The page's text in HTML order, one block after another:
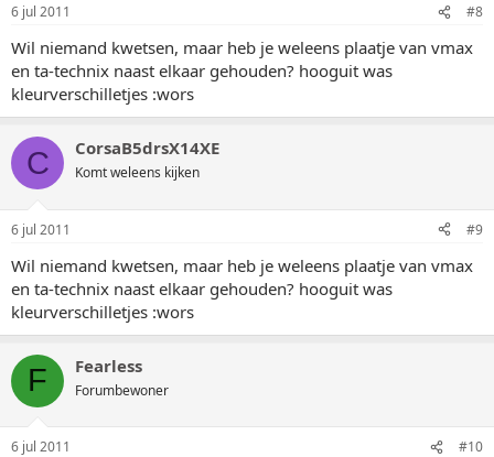
6 jul 2011 #8
Wil niemand kwetsen, maar heb je weleens plaatje van vmax
en ta-technix naast elkaar gehouden? hooguit was
kleurverschilletjes :wors
C CorsaB5drsX14XE
Komt weleens kijken
6 jul 2011 #9
Wil niemand kwetsen, maar heb je weleens plaatje van vmax
en ta-technix naast elkaar gehouden? hooguit was
kleurverschilletjes :wors
F Fearless
Forumbewoner
6 jul 2011 #10